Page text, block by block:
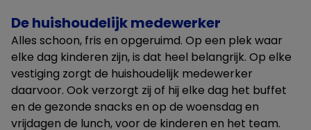
De huishoudelijk medewerker
Alles schoon, fris en opgeruimd. Op een plek waar
elke dag kinderen zijn, is dat heel belangrijk. Op elke
vestiging zorgt de huishoudelijk medewerker
daarvoor. Ook verzorgt zij of hij elke dag het buffet
en de gezonde snacks en op de woensdag en
vrijdagen de lunch, voor de kinderen en het team.